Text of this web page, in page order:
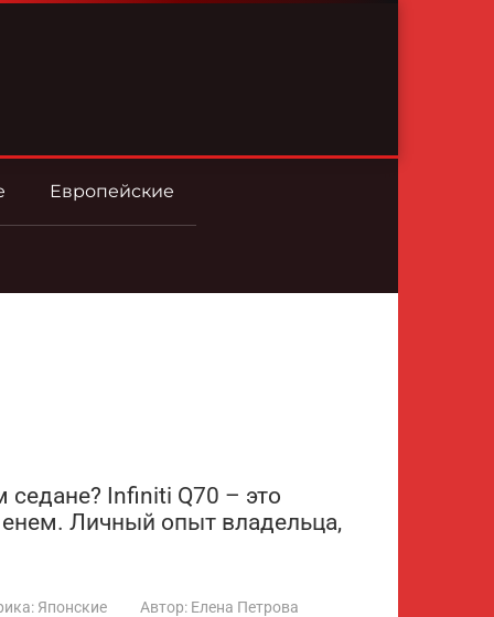
Европейские
Infiniti Q70 – это
Личный опыт владельца,
Японские Автор: Елена Петрова